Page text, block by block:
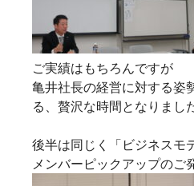
ご実績はもちろんですが
亀井社長の経営に対する姿
る、贅沢な時間となりまし
後半は同じく「ビジネスモ
メンバーピックアップのご